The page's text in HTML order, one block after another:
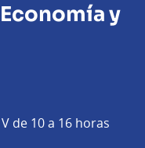
y
V de 10 a 16 horas